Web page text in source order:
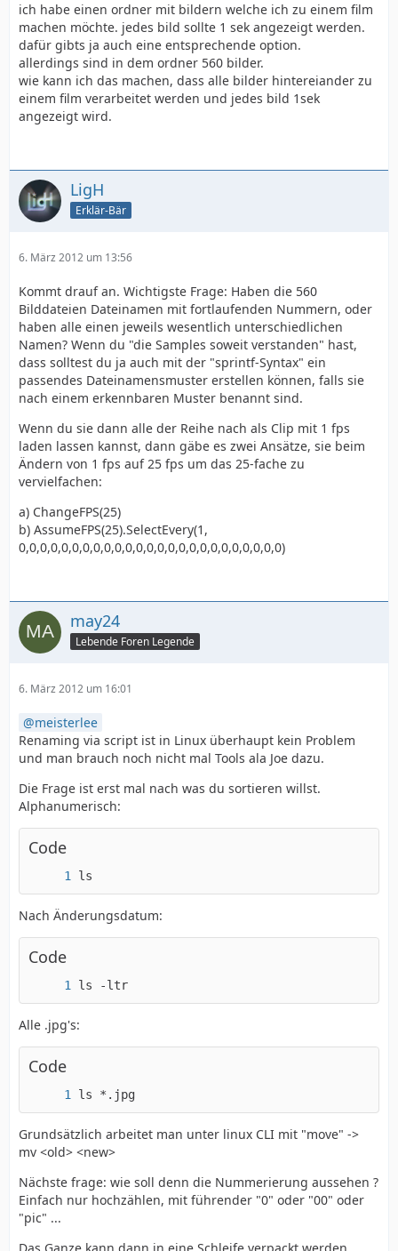
ich habe einen ordner mit bildern welche ich zu einem film
machen möchte. jedes bild sollte 1 sek angezeigt werden.
dafür gibts ja auch eine entsprechende option.
allerdings sind in dem ordner 560 bilder.
wie kann ich das machen, dass alle bilder hintereiander zu
einem film verarbeitet werden und jedes bild 1sek
angezeigt wird.
LigH
Erklär-Bär
6. März 2012 um 13:56
Kommt drauf an. Wichtigste Frage: Haben die 560
Bilddateien Dateinamen mit fortlaufenden Nummern, oder
haben alle einen jeweils wesentlich unterschiedlichen
Namen? Wenn du "die Samples soweit verstanden" hast,
dass solltest du ja auch mit der "sprintf-Syntax" ein
passendes Dateinamensmuster erstellen können, falls sie
nach einem erkennbaren Muster benannt sind.
Wenn du sie dann alle der Reihe nach als Clip mit 1 fps
laden lassen kannst, dann gäbe es zwei Ansätze, sie beim
Ändern von 1 fps auf 25 fps um das 25-fache zu
vervielfachen:
a) ChangeFPS(25)
b) AssumeFPS(25).SelectEvery(1,
0,0,0,0,0,0,0,0,0,0,0,0,0,0,0,0,0,0,0,0,0,0,0,0,0)
may24
Lebende Foren Legende
6. März 2012 um 16:01
meisterlee
Renaming via script ist in Linux überhaupt kein Problem
und man brauch noch nicht mal Tools ala Joe dazu.
Die Frage ist erst mal nach was du sortieren willst.
Alphanumerisch:
Code
ls
Nach Änderungsdatum:
Code
ls -ltr
Alle .jpg's:
Code
ls *.jpg
Grundsätzlich arbeitet man unter linux CLI mit "move" ->
mv <old> <new>
Nächste frage: wie soll denn die Nummerierung aussehen ?
Einfach nur hochzählen, mit führender "0" oder "00" oder
"pic" ...